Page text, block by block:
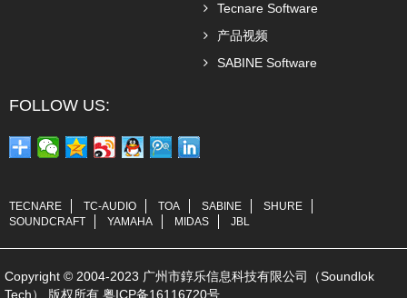
Tecnare Software
产品视频
SABINE Software
FOLLOW US:
TECNARE TC-AUDIO TOA SABINE
SHURE
SOUNDCRAFT
YAMAHA MIDAS JBL
Copyright © 2004-2023 广州市錞乐信息科技有限公司（Soundlok
Tech） 版权所有 粤ICP备16116720号